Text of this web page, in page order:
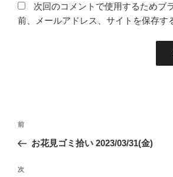
次回のコメントで使用するためブ
前、メールアドレス、サイトを保存す
投
ナ
ビ
前
の
稿
前
お花見ゴミ拾い 2023/03/31(金)
次
次